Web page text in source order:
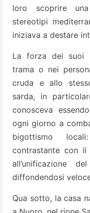
loro scoprire
stereotipi
iniziava a destare
La forza dei suoi
trama o nei
cruda e allo
sarda, in
conosceva
ogni giorno a
bigottismo
contrastante con il
all’unificazione
diffondendosi
Qua sotto, la casa